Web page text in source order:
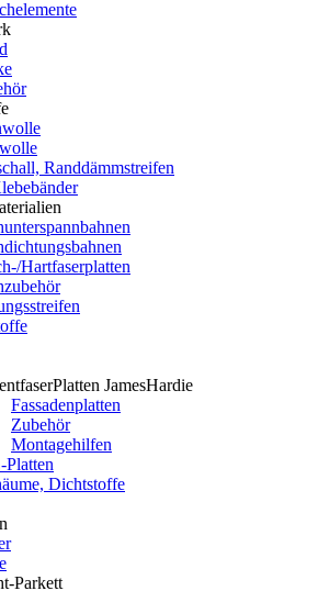
Randdämmstreifen
Hartfaserplatten
JamesHardie
Fassadenplatten
Zubehör
Montagehilfen
Dichtstoffe
Parkett